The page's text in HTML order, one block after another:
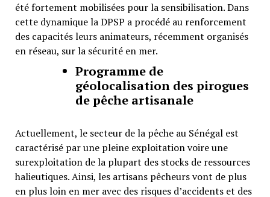
été fortement mobilisées pour la sensibilisation. Dans
cette dynamique la DPSP a procédé au renforcement
des capacités leurs animateurs, récemment organisés
en réseau, sur la sécurité en mer.
Programme de
géolocalisation des pirogues
de pêche artisanale
Actuellement, le secteur de la pêche au Sénégal est
caractérisé par une pleine exploitation voire une
surexploitation de la plupart des stocks de ressources
halieutiques. Ainsi, les artisans pêcheurs vont de plus
en plus loin en mer avec des risques d’accidents et des